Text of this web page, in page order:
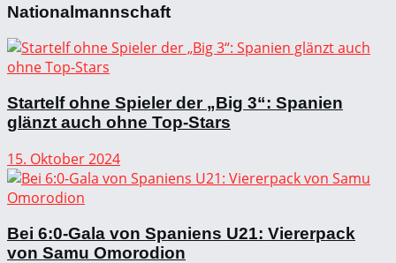
Nationalmannschaft
Startelf ohne Spieler der „Big 3“: Spanien
glänzt auch ohne Top-Stars
15. Oktober 2024
Bei 6:0-Gala von Spaniens U21: Viererpack
von Samu Omorodion